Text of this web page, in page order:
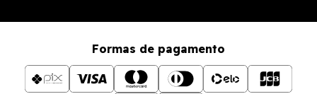
Formas de pagamento